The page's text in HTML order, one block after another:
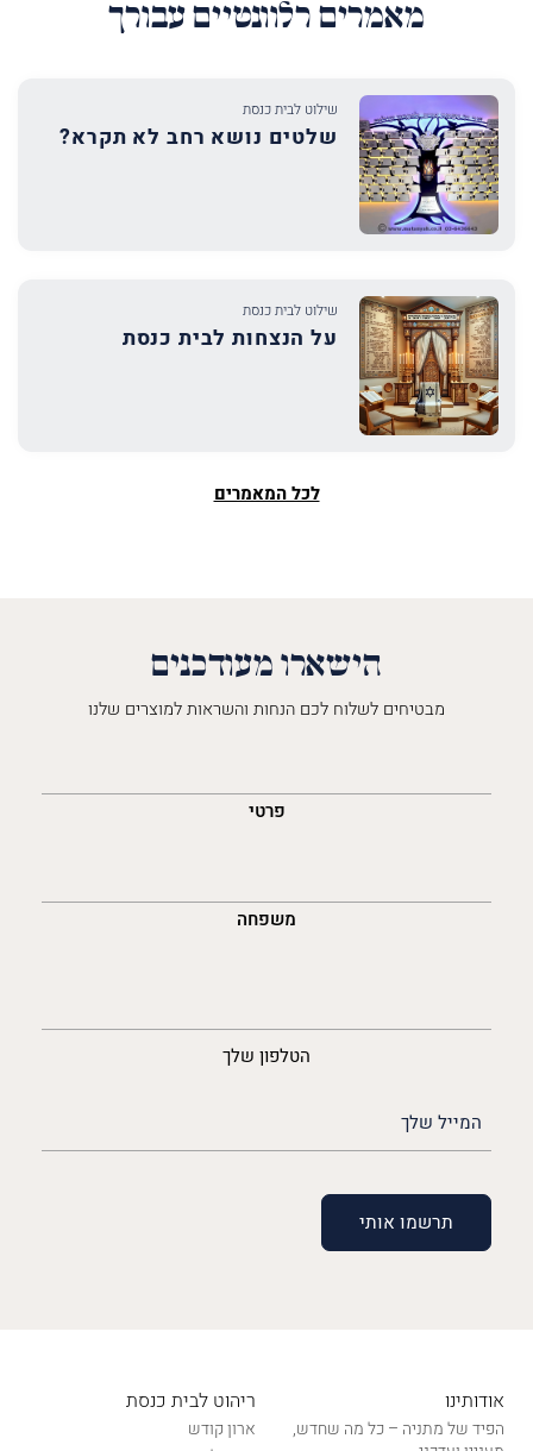
מאמרים רלוונטיים עבורך
שילוט לבית כנסת
שלטים נושא רחב לא תקרא?
שילוט לבית כנסת
על הנצחות לבית כנסת
לכל המאמרים
הישארו מעודכנים
מבטיחים לשלוח לכם הנחות והשראות למוצרים שלנו
פרטי
משפחה
הטלפון שלך
(חובה)
אודותינו
הפיד של מתניה – כל מה שחדש,
ריהוט לבית כנסת
ארון קודש